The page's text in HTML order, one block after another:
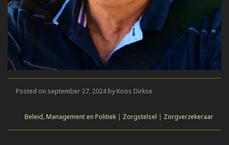
Posted on september 27, 2024 by Koos Dirkse
Beleid, Management en Politiek | Zorgstelsel | Zorgverzekeraar